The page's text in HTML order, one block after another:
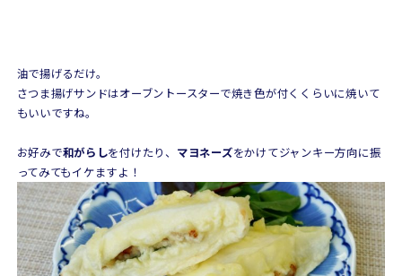
油で揚げるだけ。
さつま揚げサンドはオーブントースターで焼き色が付くくらいに焼いて
もいいですね。
お好みで和がらしを付けたり、 マヨネーズをかけてジャンキー方向に振
ってみてもイケますよ！